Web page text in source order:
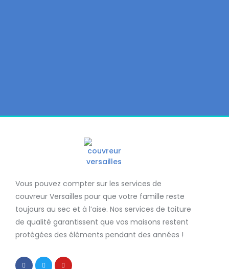
Vous pouvez compter sur les services de
couvreur Versailles pour que votre famille reste
toujours au sec et à l’aise. Nos services de toiture
de qualité garantissent que vos maisons restent
protégées des éléments pendant des années !